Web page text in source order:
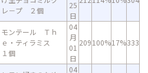
レ－プ ２個
25
日
モンテール Ｔｈ
ｅ・ティラミス
１個
04
月
01
日
209100%17%333
04